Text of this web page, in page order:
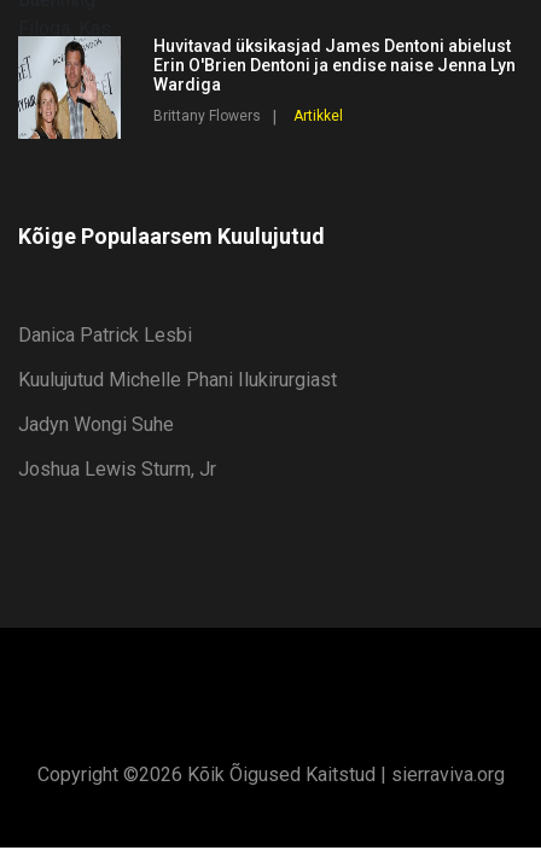
Huvitavad üksikasjad James Dentoni abielust
Erin O'Brien Dentoni ja endise naise Jenna Lyn
Wardiga
Brittany Flowers Artikkel
Kõige Populaarsem Kuulujutud
Danica Patrick Lesbi
Kuulujutud Michelle Phani Ilukirurgiast
Jadyn Wongi Suhe
Joshua Lewis Sturm, Jr
Copyright ©2026 Kõik Õigused Kaitstud | sierraviva.org